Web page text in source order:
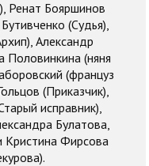
Ренат Бояршинов
(Судья),
Александр
Половинкина (няня
(француз
(Приказчик),
исправник),
Булатова,
Кристина Фирсова